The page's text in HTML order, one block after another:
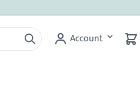
Account